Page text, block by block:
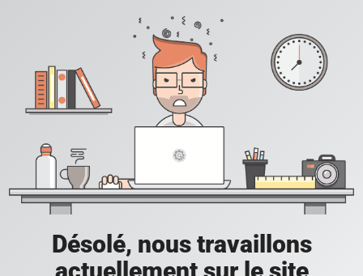
Désolé, nous travaillons